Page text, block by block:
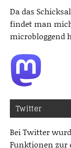
Da das
findet man
microbloggend
Twitter
Bei Twitter
Funktionen zur